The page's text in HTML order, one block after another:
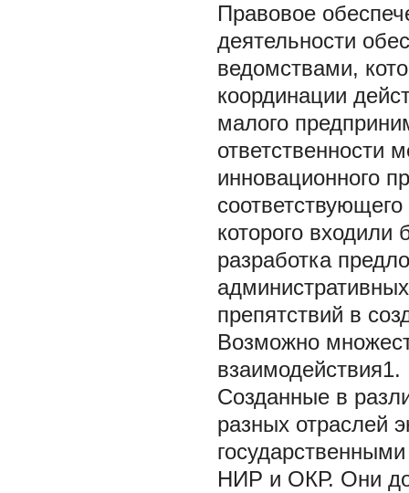
Правовое
деятельности
ведомствами,
координации
малого
ответственности
инновационного
которого
разработка
препятствий в
Возможно
взаимодействия1.
Созданные в
разных отраслей
НИР и ОКР. Они